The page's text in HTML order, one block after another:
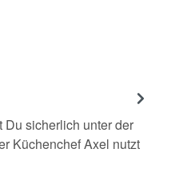
sicherlich unter der
Küchenchef Axel nutzt